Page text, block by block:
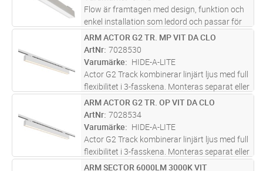
Flow är framtagen med design, funktion och
enkel installation som ledord och passar för
kontor och andra typer av offentliga miljöer.
Armaturen har en direkt ljusfördelning. Flow
track har en adapter ...läs mer
ST Lägg i kundvagn
ARM ACTOR G2 TR. MP VIT DA CLO
ArtNr 7028530
Varumärke
HIDE-A-LITE
Actor G2 Track kombinerar linjärt ljus med full
flexibilitet i 3-fasskena. Monteras separat eller
placeras dikt an varandra för att skapa långa
ljuslinjer. Kompatibel med standard 3-
fasskenor och kan ...läs mer
ST Lägg i kundvagn
ARM ACTOR G2 TR. OP VIT DA CLO
ArtNr 7028534
Varumärke
HIDE-A-LITE
Actor G2 Track kombinerar linjärt ljus med full
flexibilitet i 3-fasskena. Monteras separat eller
placeras dikt an varandra för att skapa långa
ARM SECTOR 6000LM 3000K VIT